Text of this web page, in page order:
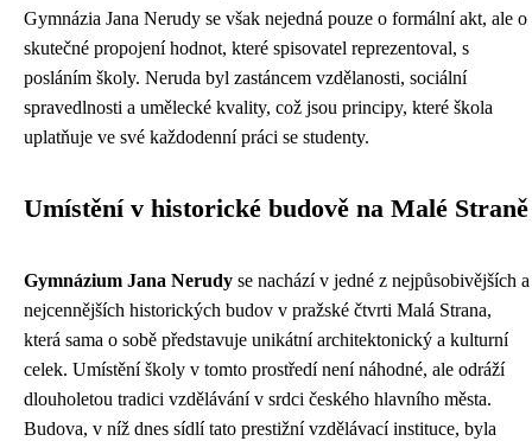
Gymnázia Jana Nerudy se však nejedná pouze o formální akt, ale o
skutečné propojení hodnot, které spisovatel reprezentoval, s
posláním školy. Neruda byl zastáncem vzdělanosti, sociální
spravedlnosti a umělecké kvality, což jsou principy, které škola
uplatňuje ve své každodenní práci se studenty.
Umístění v historické budově na Malé Straně
Gymnázium Jana Nerudy se nachází v jedné z nejpůsobivějších a
nejcennějších historických budov v pražské čtvrti Malá Strana,
která sama o sobě představuje unikátní architektonický a kulturní
celek. Umístění školy v tomto prostředí není náhodné, ale odráží
dlouholetou tradici vzdělávání v srdci českého hlavního města.
Budova, v níž dnes sídlí tato prestižní vzdělávací instituce, byla